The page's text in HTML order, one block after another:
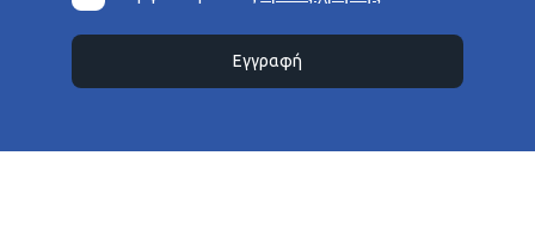
Εγγραφή